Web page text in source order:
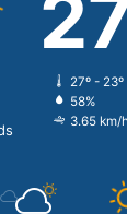
27º - 23º
58%
3.65 km/h